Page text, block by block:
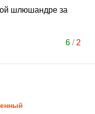
шлюшандре за
6/ 2